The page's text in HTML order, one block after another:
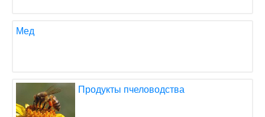
Мед
Продукты пчеловодства